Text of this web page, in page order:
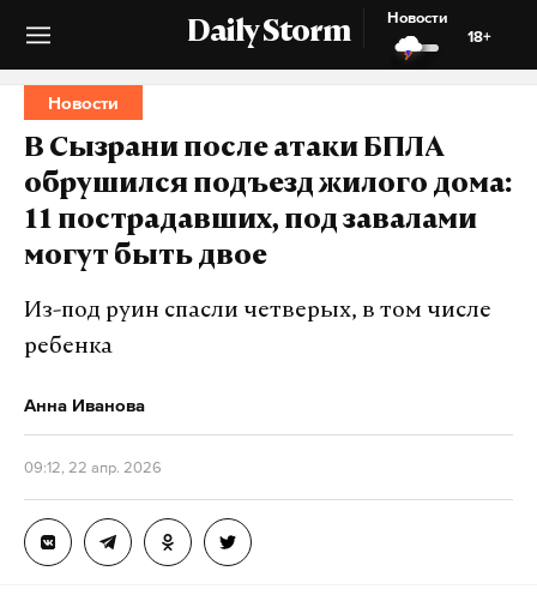
Daily Storm
Новости
18+
Новости
В Сызрани после атаки БПЛА
обрушился подъезд жилого дома:
11 пострадавших, под завалами
могут быть двое
Из-под руин спасли четверых, в том числе
ребенка
Анна Иванова
09:12, 22 апр. 2026